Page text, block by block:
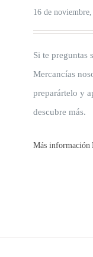
16 de
Si te preguntas
Mercancías
preparártelo y
descubre más.
Más información